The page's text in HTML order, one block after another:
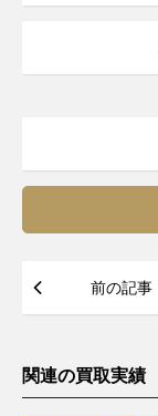
前の記事
関連の買取実績